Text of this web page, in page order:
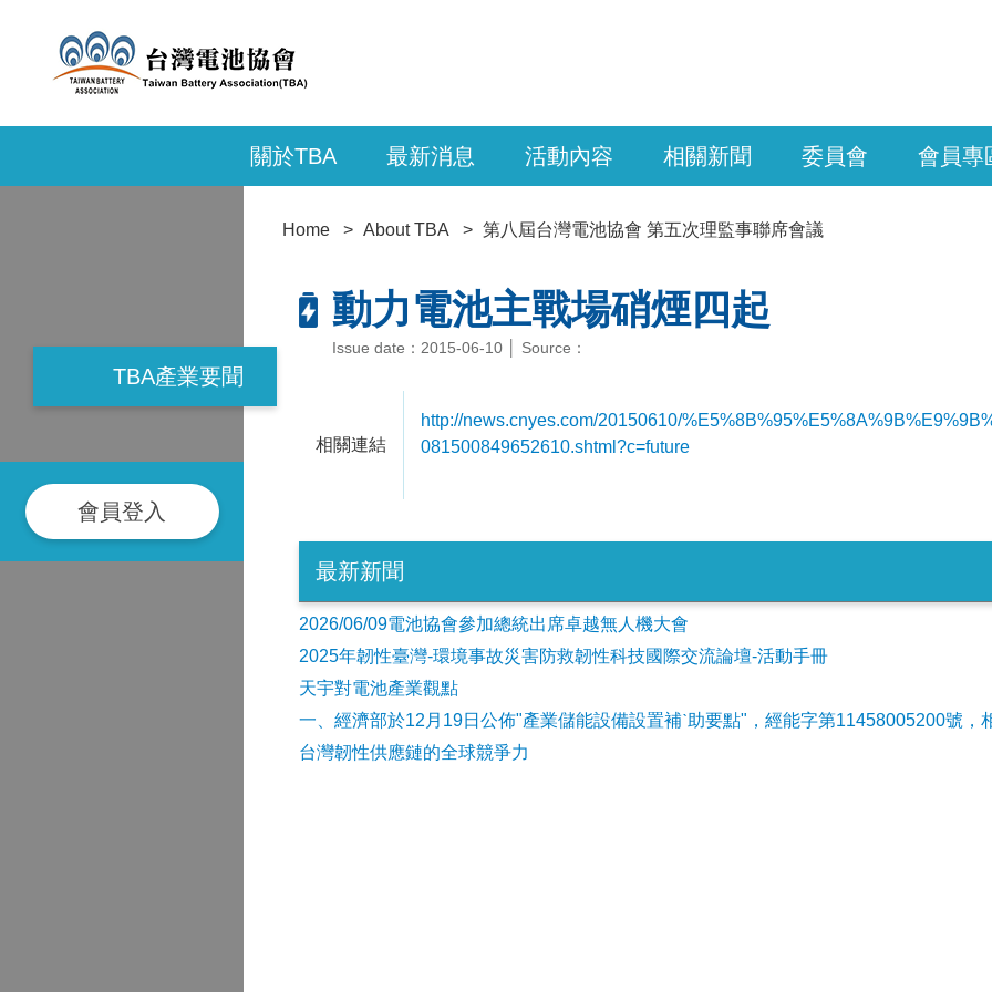
關於TBA 最新消息 活動內容 相關新聞 委員會 會員專
TBA產業要聞
會員登入
Home About TBA 第八屆台灣電池協會 第五次理監事聯席會議
動力電池主戰場硝煙四起
Issue date：2015-06-10 │ Source：
相關連結
http://news.cnyes.com/20150610/
081500849652610.shtml?c=future
最新新聞
2026/06/09電池協會參加總統出席卓越無人機大會
2025年韌性臺灣-環境事故災害防救韌性科技國際交流論壇-活動手冊
天宇對電池產業觀點
一、經濟部於12月19日公佈"產業儲能設備設置補ˋ助要點"，經能字第11458005200號，
台灣韌性供應鏈的全球競爭力